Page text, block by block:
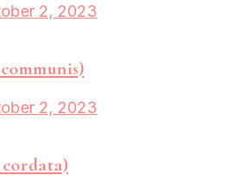
2, 2023
2, 2023